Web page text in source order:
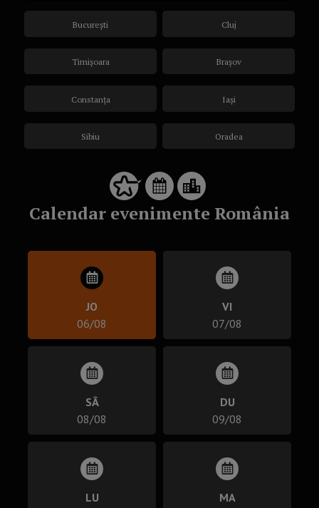
București
Timișoara
Constanța
Sibiu
Cluj
Brașov
Iași
Oradea
Calendar evenimente România
JO
06/08
VI
07/08
SÂ
08/08
DU
09/08
LU
MA